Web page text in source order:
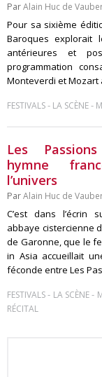
ParAlain Huc de
Pour sa sixième
Baroques explorait
antérieures et
programmation
Monteverdi et Mozart
FESTIVALS- LA SCÈNE-
Les
hymne
l’univers
ParAlain Huc de
C’est dans l’écrin
abbaye cistercienne
de Garonne, que le
in Asia accueillait
féconde entre Les
FESTIVALS- LA SCÈNE-
RÉCITAL